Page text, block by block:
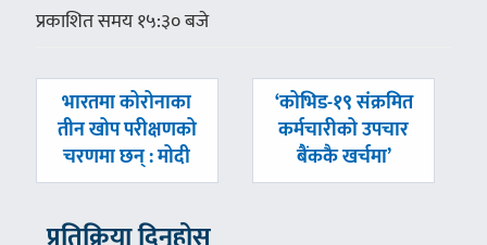
प्रकाशित समय १५:३० बजे
पछिल्लाे
-
भारतमा कोरोनाका
तीन खोप परीक्षणको
चरणमा छन् : मोदी
अघिल्लाे
-
‘कोभिड-१९ संक्रमित
कर्मचारीको उपचार
बैंककै खर्चमा’